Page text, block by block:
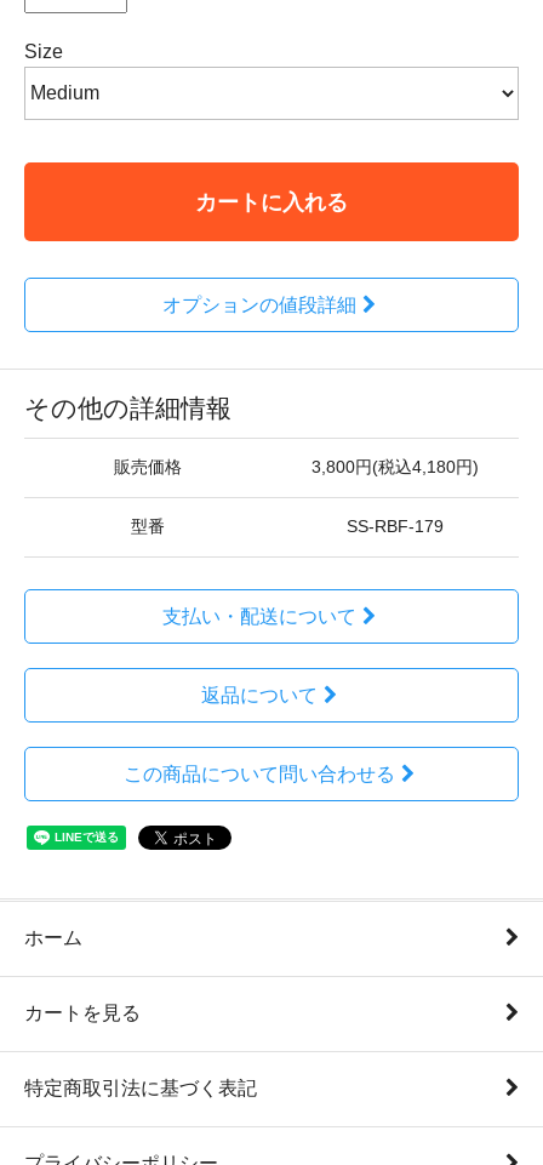
Size
カートに入れる
オプションの値段詳細
その他の詳細情報
販売価格 3,800円(税込4,180円)
型番 SS-RBF-179
支払い・配送について
返品について
この商品について問い合わせる
ホーム
カートを見る
特定商取引法に基づく表記